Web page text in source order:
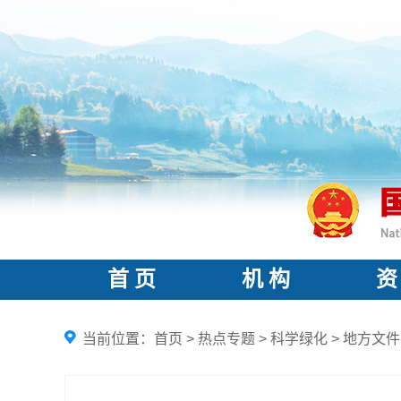
首 页 机 构
当前位置： 首页 > 热点专题 > 科学绿化 > 地方文件